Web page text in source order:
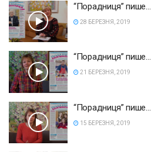
“Порадниця” пише…
28 БЕРЕЗНЯ, 2019
“Порадниця” пише…
21 БЕРЕЗНЯ, 2019
“Порадниця” пише…
15 БЕРЕЗНЯ, 2019